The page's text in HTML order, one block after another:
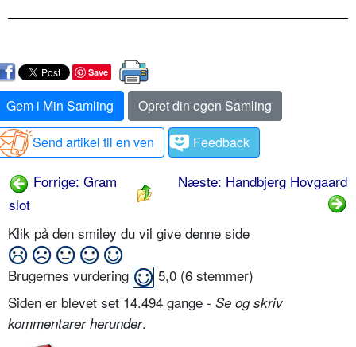
Save
Gem i Min Samling
Opret din egen Samling
Send artikel til en ven
Feedback
Forrige: Gram
slot
Næste: Handbjerg Hovgaard
Klik på den smiley du vil give denne side
Brugernes vurdering 5,0 (6 stemmer)
Siden er blevet set 14.494 gange - Se og skriv
kommentarer herunder.